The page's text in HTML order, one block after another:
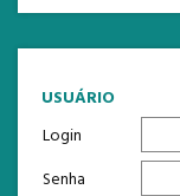
USUÁRIO
Login
Senha